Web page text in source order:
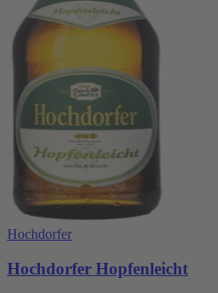
Hochdorfer
Hochdorfer Hopfenleicht